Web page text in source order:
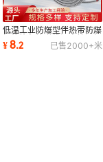
低温工业防爆型伴热带防爆
加热均匀管道维温自控温加
热带源头厂家
¥8.2 已售2000+米